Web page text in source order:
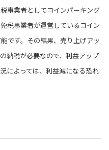
事業者としてコインパーキング
税事業者が運営しているコイン
です。その結果、売り上げアッ
納税が必要なので、利益アップ
によっては、利益減になる恐れ